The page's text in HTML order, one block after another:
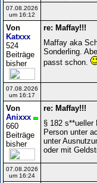
07.08.2026
um 16:12
Von
Katxxx
524
Beiträge
bisher
re: Maffay!!!
Maffay aka
Sonderling.
passt schon.
07.08.2026
um 16:17
Von
Anixxx
660
Beiträge
bisher
re: Maffay!!!
§ 182 s**ueller
Person unter
unter
oder mit
07.08.2026
um 16:24